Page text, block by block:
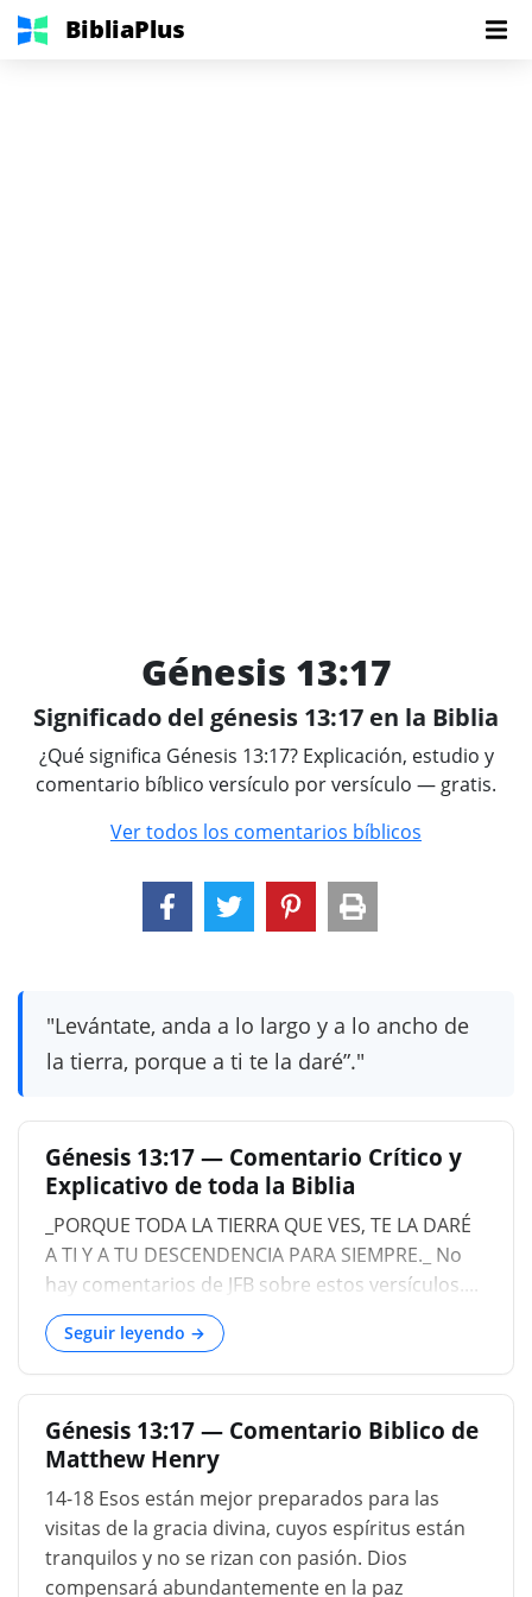
BibliaPlus
Génesis 13:17
Significado del génesis 13:17 en la Biblia
¿Qué significa Génesis 13:17? Explicación, estudio y
comentario bíblico versículo por versículo — gratis.
Ver todos los comentarios bíblicos
"Levántate, anda a lo largo y a lo ancho de
la tierra, porque a ti te la daré”."
Génesis 13:17 — Comentario Crítico y
Explicativo de toda la Biblia
_PORQUE TODA LA TIERRA QUE VES, TE LA DARÉ
A TI Y A TU DESCENDENCIA PARA SIEMPRE._ No
hay comentarios de JFB sobre estos versículos....
Seguir leyendo →
Génesis 13:17 — Comentario Biblico de
Matthew Henry
14-18 Esos están mejor preparados para las
visitas de la gracia divina, cuyos espíritus están
tranquilos y no se rizan con pasión. Dios
compensará abundantemente en la paz